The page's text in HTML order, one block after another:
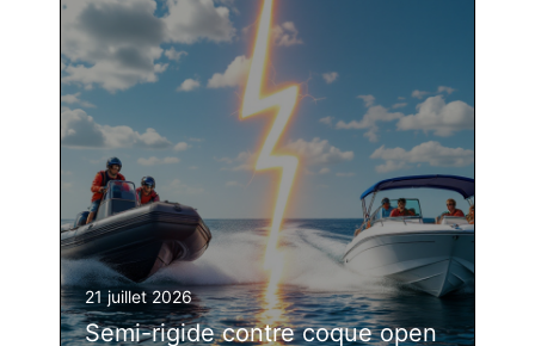
21 juillet 2026
Semi-rigide contre coque open